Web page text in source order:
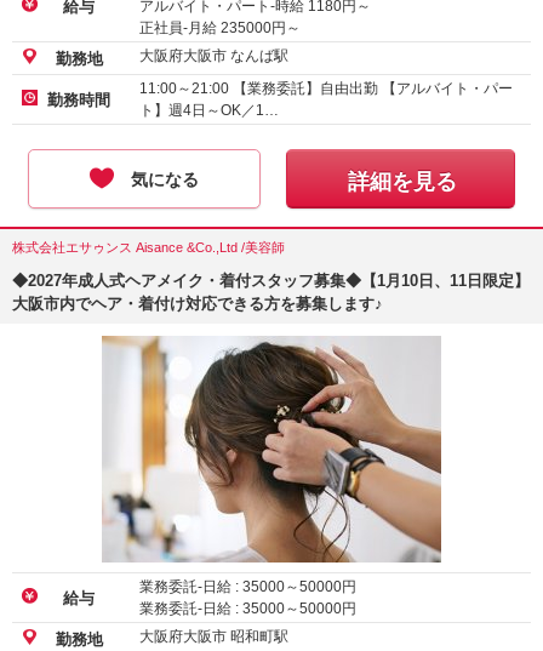
給与
アルバイト・パート-時給 1180円～
正社員-月給 235000円～
勤務地 大阪府大阪市 なんば駅
勤務時間
11:00～21:00 【業務委託】自由出勤 【アルバイト・パー
ト】週4日～OK／1…
気になる 詳細を見る
株式会社エサゥンス Aisance &Co.,Ltd /美容師
◆2027年成人式ヘアメイク・着付スタッフ募集◆【1月10日、11日限定】
大阪市内でヘア・着付け対応できる方を募集します♪
給与
業務委託-日給 : 35000～50000円
業務委託-日給 : 35000～50000円
勤務地 大阪府大阪市 昭和町駅